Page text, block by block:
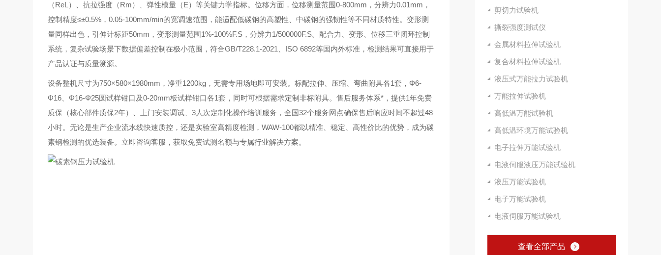
（ReL）、抗拉强度（Rm）、弹性模量（E）等关键力学指标。位移方面，位移测量范围0-800mm，分辨力0.01mm，
控制精度≤±0.5%，0.05-100mm/min的宽调速范围，能适配低碳钢的高塑性、中碳钢的强韧性等不同材质特性。变形测
量同样出色，引伸计标距50mm，变形测量范围1%-100%F.S，分辨力1/500000F.S。配合力、变形、位移三重闭环控制
系统，复杂试验场景下数据偏差控制在极小范围，符合GB/T228.1-2021、ISO 6892等国内外标准，检测结果可直接用于
产品认证与质量溯源。
设备整机尺寸为750×580×1980mm，净重1200kg，无需专用场地即可安装。标配拉伸、压缩、弯曲附具各1套，Φ6-
Φ16、Φ16-Φ25圆试样钳口及0-20mm板试样钳口各1套，同时可根据需求定制非标附具。售后服务体系*，提供1年免费
质保（核心部件质保2年）、上门安装调试、3人次定制化操作培训服务，全国32个服务网点确保售后响应时间不超过48
小时。无论是生产企业流水线快速质控，还是实验室高精度检测，WAW-100都以精准、稳定、高性价比的优势，成为碳
素钢检测的优选装备。立即咨询客服，获取免费试测名额与专属行业解决方案。
剪切力试验机
撕裂强度测试仪
金属材料拉伸试验机
复合材料拉伸试验机
液压式万能拉力试验机
万能拉伸试验机
高低温万能试验机
高低温环境万能试验机
电子拉伸万能试验机
电液伺服液压万能试验机
液压万能试验机
电子万能试验机
电液伺服万能试验机
查看全部产品